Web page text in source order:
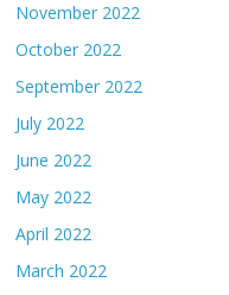
November 2022
October 2022
September 2022
July 2022
June 2022
May 2022
April 2022
March 2022